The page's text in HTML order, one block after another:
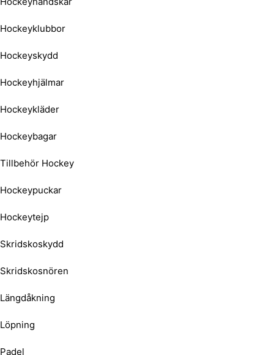
Hockeyklubbor
Hockeyskydd
Hockeyhjälmar
Hockeykläder
Hockeybagar
Tillbehör Hockey
Hockeypuckar
Hockeytejp
Skridskoskydd
Skridskosnören
Längdåkning
Löpning
Padel